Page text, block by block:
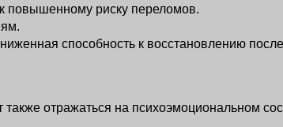
повышенному риску переломов.
способность к восстановлению после
отражаться на психоэмоциональном